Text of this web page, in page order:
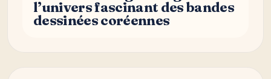
l’univers fascinant des bandes
dessinées coréennes